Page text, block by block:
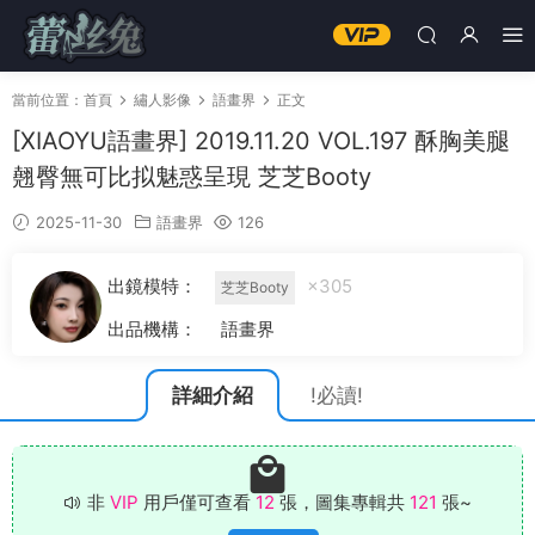
當前位置： 首頁 繡人影像 語畫界 正文
[XIAOYU語畫界] 2019.11.20 VOL.197 酥胸美腿
翹臀無可比拟魅惑呈現 芝芝Booty
2025-11-30 語畫界 126
出鏡模特： 芝芝Booty
×305
出品機構：
語畫界
詳細介紹 !必讀!
非 VIP 用戶僅可查看 12 張，圖集專輯共 121 張~